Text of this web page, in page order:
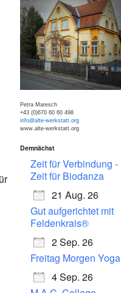
iCalendar
Petra Maresch
+43 (0)670 60 60 498
info@alte-werkstatt.org
www.alte-werkstatt.org
Demnächst
Zeit für Verbindung -
Zeit für Biodanza
21 Aug. 26
Gut aufgerichtet mit
Feldenkrais®
2 Sep. 26
Freitag Morgen Yoga
4 Sep. 26